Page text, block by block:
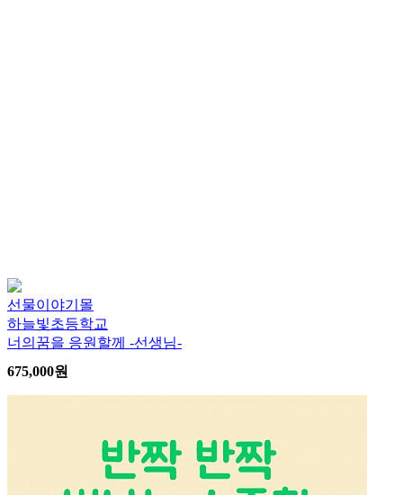
선물이야기몰
하늘빛초등학교
너의꿈을 응원할께 -선생님-
675,000원